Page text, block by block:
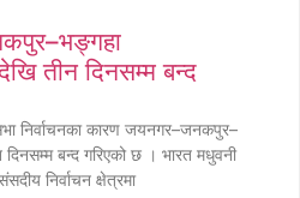
तीन दिनसम्म बन्द
निर्वाचनका कारण जयनगर–जनकपुर–
बन्द गरिएको छ । भारत मधुवनी
निर्वाचन क्षेत्रमा